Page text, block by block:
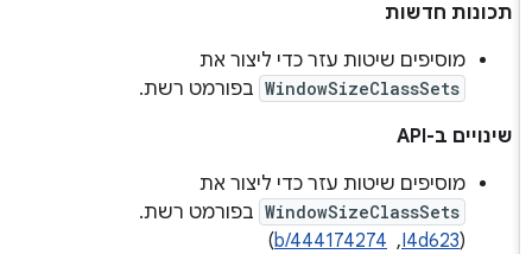
תכונות חדשות
מוסיפים שיטות עזר כדי ליצור את
WindowSizeClassSets בפורמט רשת.
שינויים ב-API
מוסיפים שיטות עזר כדי ליצור את
WindowSizeClassSets בפורמט רשת.
I4d623
, ‏
b/444174274
)